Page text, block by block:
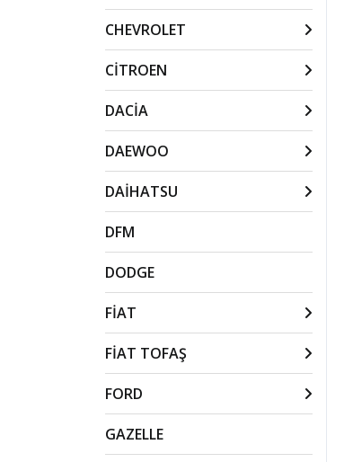
CHEVROLET
CİTROEN
DACİA
DAEWOO
DAİHATSU
DFM
DODGE
FİAT
FİAT TOFAŞ
FORD
GAZELLE